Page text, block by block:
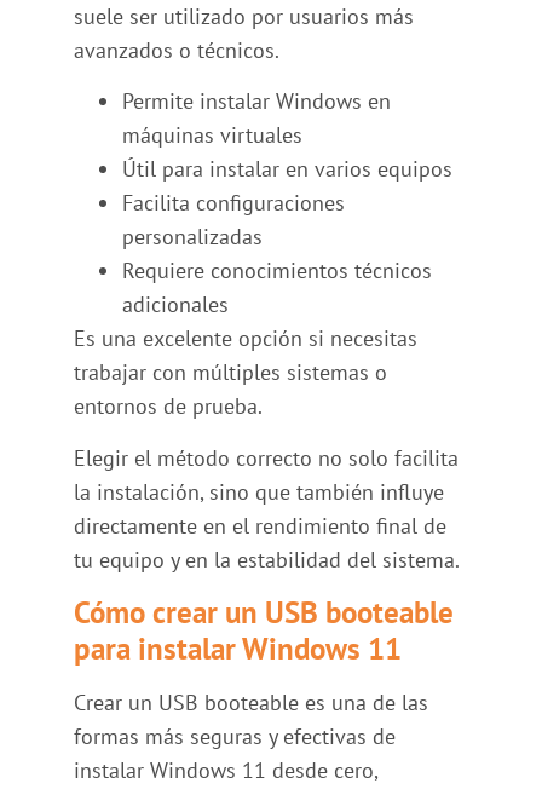
suele ser utilizado por usuarios más
avanzados o técnicos.
Permite instalar Windows en
máquinas virtuales
Útil para instalar en varios equipos
Facilita configuraciones
personalizadas
Requiere conocimientos técnicos
adicionales
Es una excelente opción si necesitas
trabajar con múltiples sistemas o
entornos de prueba.
Elegir el método correcto no solo facilita
la instalación, sino que también influye
directamente en el rendimiento final de
tu equipo y en la estabilidad del sistema.
Cómo crear un USB booteable
para instalar Windows 11
Crear un USB booteable es una de las
formas más seguras y efectivas de
instalar Windows 11 desde cero,